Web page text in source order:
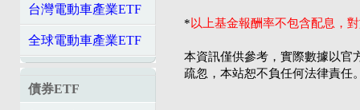
台灣電動車產業ETF
全球電動車產業ETF
債券ETF
*以上基金報酬率不包含配息，
本資訊僅供參考，實際數據以官
疏忽，本站恕不負任何法律責任